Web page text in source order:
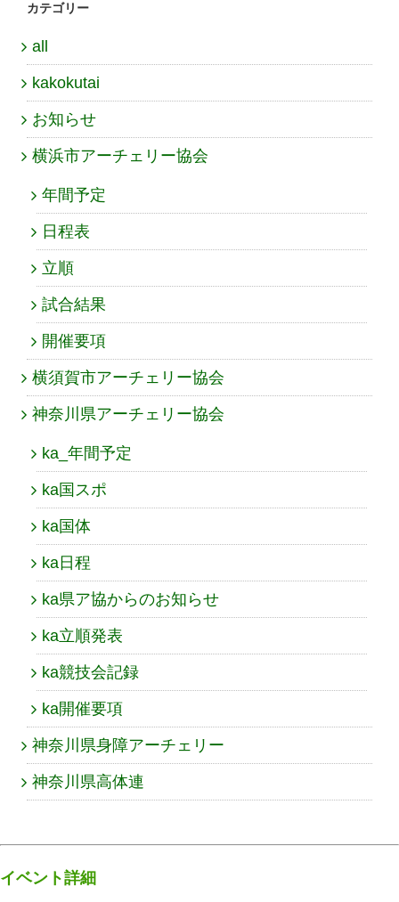
カテゴリー
all
kakokutai
お知らせ
横浜市アーチェリー協会
年間予定
日程表
立順
試合結果
開催要項
横須賀市アーチェリー協会
神奈川県アーチェリー協会
ka_年間予定
ka国スポ
ka国体
ka日程
ka県ア協からのお知らせ
ka立順発表
ka競技会記録
ka開催要項
神奈川県身障アーチェリー
神奈川県高体連
イベント詳細